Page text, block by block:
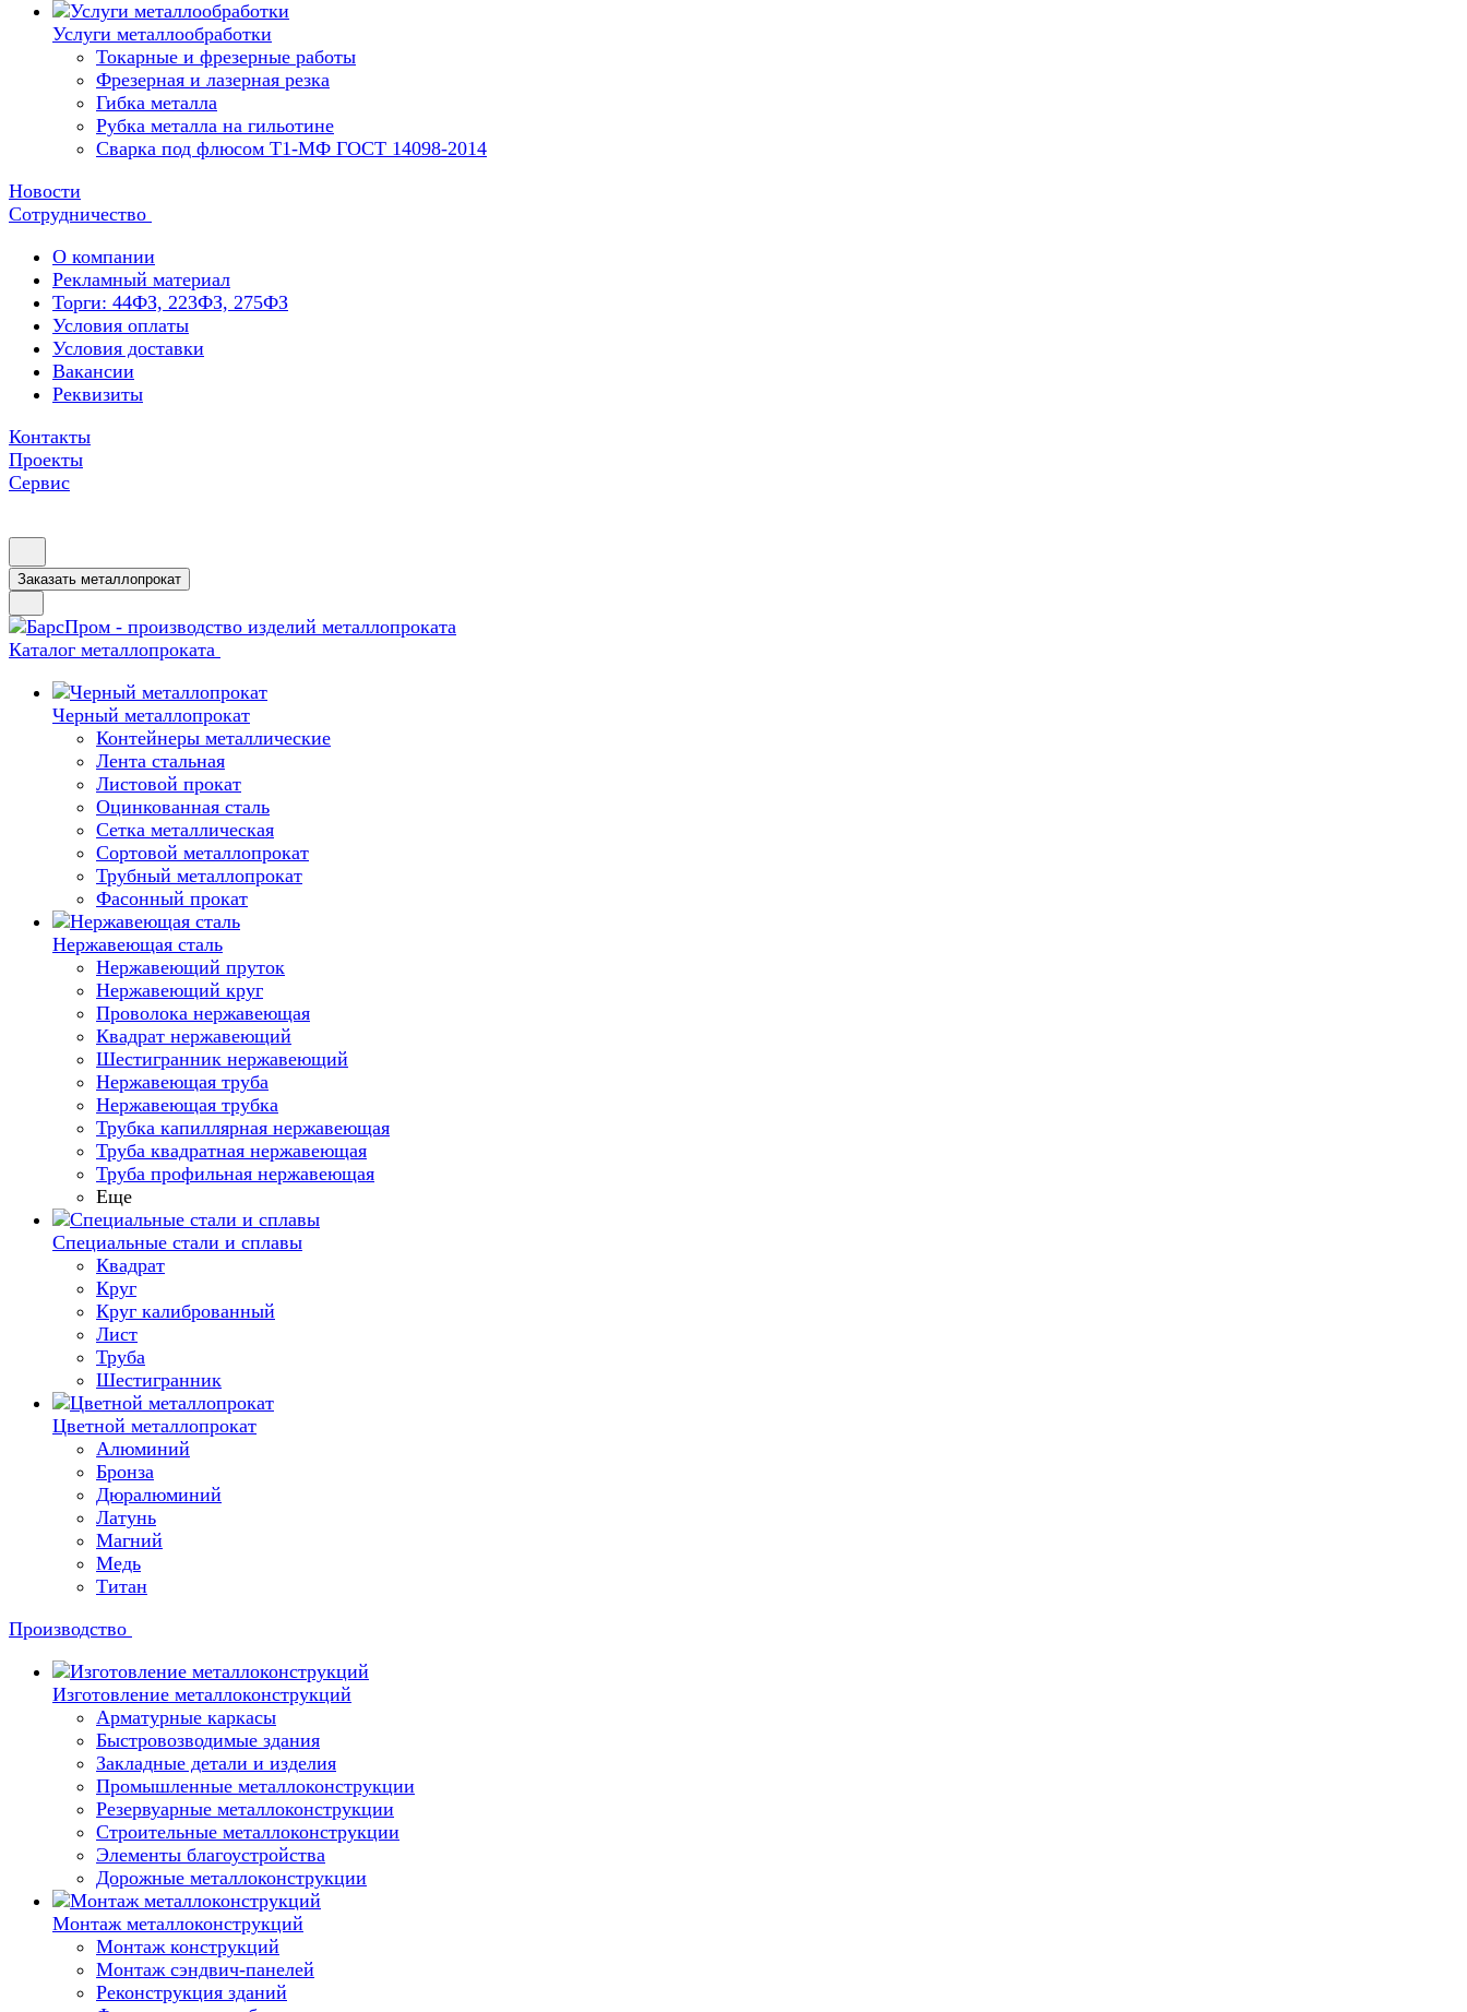
Услуги металлообработки
Токарные и фрезерные работы
Фрезерная и лазерная резка
Гибка металла
Рубка металла на гильотине
Сварка под флюсом Т1-МФ ГОСТ 14098-2014
Новости
Сотрудничество
О компании
Рекламный материал
Торги: 44ФЗ, 223ФЗ, 275ФЗ
Условия оплаты
Условия доставки
Вакансии
Реквизиты
Контакты
Проекты
Сервис
Заказать металлопрокат
Каталог металлопроката
Черный металлопрокат
Контейнеры металлические
Лента стальная
Листовой прокат
Оцинкованная сталь
Сетка металлическая
Сортовой металлопрокат
Трубный металлопрокат
Фасонный прокат
Нержавеющая сталь
Нержавеющий пруток
Нержавеющий круг
Проволока нержавеющая
Квадрат нержавеющий
Шестигранник нержавеющий
Нержавеющая труба
Нержавеющая трубка
Трубка капиллярная нержавеющая
Труба квадратная нержавеющая
Труба профильная нержавеющая
Еще
Специальные стали и сплавы
Квадрат
Круг
Круг калиброванный
Лист
Труба
Шестигранник
Цветной металлопрокат
Алюминий
Бронза
Дюралюминий
Латунь
Магний
Медь
Титан
Производство
Изготовление металлоконструкций
Арматурные каркасы
Быстровозводимые здания
Закладные детали и изделия
Промышленные металлоконструкции
Резервуарные металлоконструкции
Строительные металлоконструкции
Элементы благоустройства
Дорожные металлоконструкции
Монтаж металлоконструкций
Монтаж конструкций
Монтаж сэндвич-панелей
Реконструкция зданий